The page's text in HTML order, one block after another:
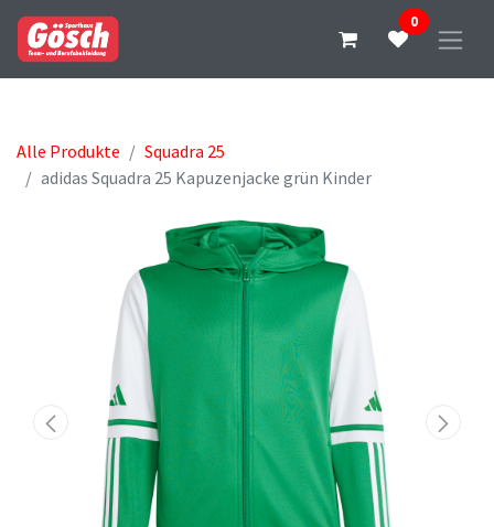
0
Alle Produkte
Squadra 25
adidas Squadra 25 Kapuzenjacke grün Kinder